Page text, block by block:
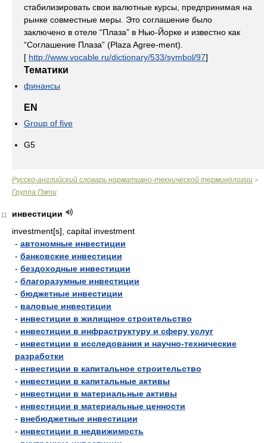
стабилизировать свои валютные курсы, предпринимая на
рынке совместные меры. Это соглашение было
заключено в отеле “Плаза” в Нью-Йорке и известно как
“Соглашение Плаза” (Plaza Agree-ment).
[ http://www.vocable.ru/dictionary/533/symbol/97]
Тематики
финансы
EN
Group of five
G5
Русско-английский словарь нормативно-технической терминологии >
Группа Пяти
11
инвестиции
investment[s], capital investment
- автономные инвестиции
- банковские инвестиции
- бездоходные инвестиции
- благоразумные инвестиции
- бюджетные инвестиции
- валовые инвестиции
- инвестиции в жилищное строительство
- инвестиции в инфраструктуру и сферу услуг
- инвестиции в исследования и научно-технические
разработки
- инвестиции в капитальное строительство
- инвестиции в капитальные активы
- инвестиции в материальные активы
- инвестиции в материальные ценности
- внебюджетные инвестиции
- инвестиции в недвижимость